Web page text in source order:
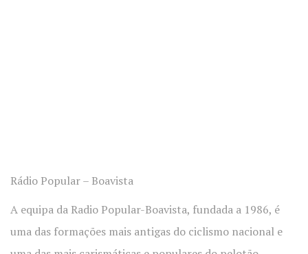
Rádio Popular – Boavista
A equipa da Radio Popular-Boavista, fundada a 1986, é
uma das formações mais antigas do ciclismo nacional e